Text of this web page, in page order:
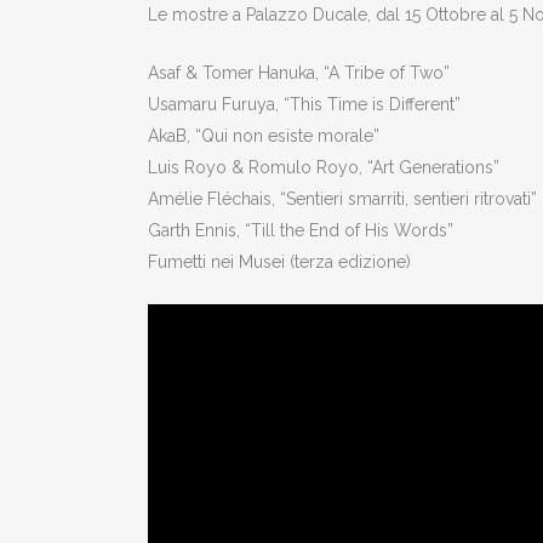
Le mostre a Palazzo Ducale, dal 15 Ottobre al 5
Asaf & Tomer Hanuka, “A Tribe of Two”
Usamaru Furuya, “This Time is Different”
AkaB, “Qui non esiste morale”
Luis Royo & Romulo Royo, “Art Generations”
Amélie Fléchais, “Sentieri smarriti, sentieri ritrovati”
Garth Ennis, “Till the End of His Words”
Fumetti nei Musei (terza edizione)